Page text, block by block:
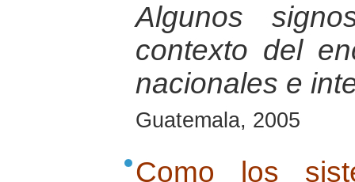
Algunos
contexto del
nacionales e
Guatemala, 2005
Como los